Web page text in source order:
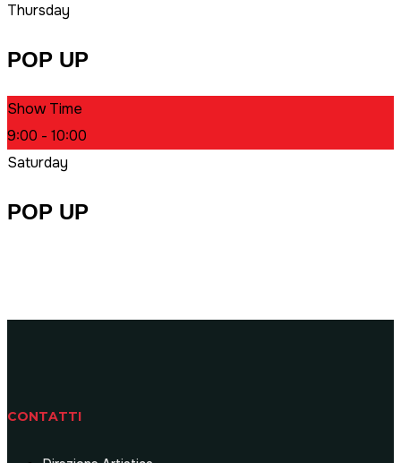
Thursday
POP UP
Show Time
9:00 - 10:00
Saturday
POP UP
CONTATTI